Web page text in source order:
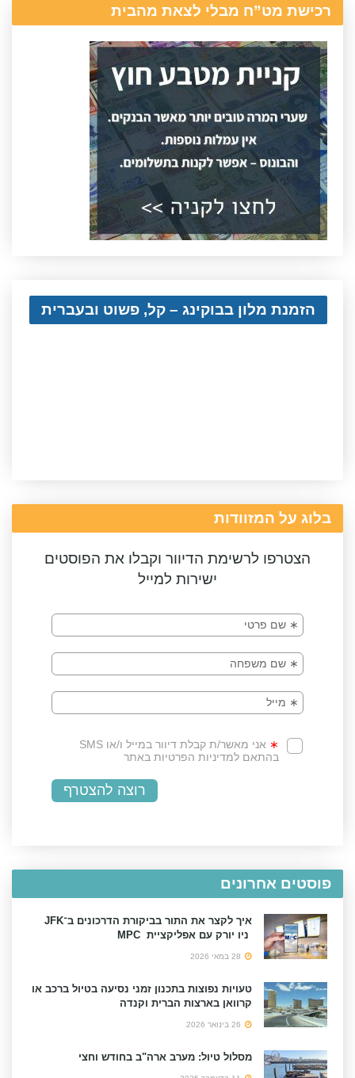
רכישת מט”ח מבלי לצאת מהבית
הזמנת מלון בבוקינג – קל, פשוט ובעברית
בלוג על המזוודות
הצטרפו לרשימת הדיוור וקבלו את הפוסטים
ישירות למייל
פוסטים אחרונים
איך לקצר את התור בביקורת הדרכונים ב־JFK
ניו יורק עם אפליקציית MPC
טעויות נפוצות בתכנון זמני נסיעה בטיול ברכב או
קרוואן בארצות הברית וקנדה
מסלול טיול: מערב ארה"ב בחודש וחצי